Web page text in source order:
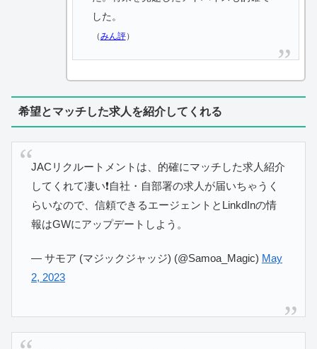
した。
（みん評）
希望とマッチした求人を紹介してくれる
JACリクルートメントは、的確にマッチした求人紹介
してくれて凄い❗️自社・自部署の求人が届いちゃうく
らいなので、信頼できるエージェントとLinkdInの情
報はGWにアップデートしよう。
— サモア (マジックジャッジ) (@Samoa_Magic) May
2, 2023